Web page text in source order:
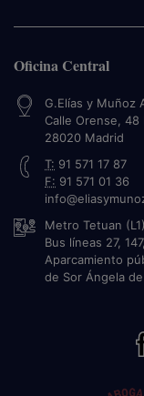
Oficina Central
G.Elías y Muñoz
Calle Orense, 48
28020 Madrid
T: 91 571 17 87
F: 91 571 01 36
Metro Tetuan
Bus líneas 27,
Aparcamiento
de Sor Ángela